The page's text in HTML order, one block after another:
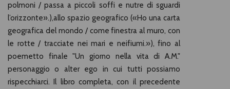
polmoni / passa a piccoli soffi e nutre di sguardi
l’orizzonte».),allo spazio geografico («Ho una carta
geografica del mondo / come finestra al muro, con
le rotte / tracciate nei mari e neifiumi.»), fino al
poemetto finale "Un giorno nella vita di A.M."
personaggio o alter ego in cui tutti possiamo
rispecchiarci. Il libro completa, con il precedente